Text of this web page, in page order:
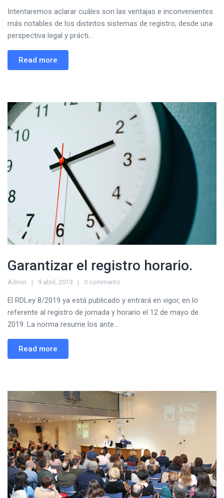
Intentaremos aclarar cuáles son las ventajas e inconvenientes
más notables de los distintos sistemas de registro, desde una
perspectiva legal y prácti...
Read more
Garantizar el registro horario.
Admin 9 abril, 2019 0 comments
El RDLey 8/2019 ya está publicado y entrará en vigor, en lo
referente al registro de jornada y horario el 12 de mayo de
2019. La norma resume los ante...
Read more